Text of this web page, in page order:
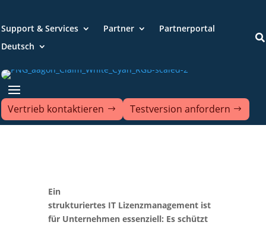
Support & Services Partner
Partnerportal
Deutsch

Vertrieb kontaktieren Testversion anfordern
Ein
strukturiertes IT Lizenzmanagement ist
für Unternehmen essenziell: Es schützt